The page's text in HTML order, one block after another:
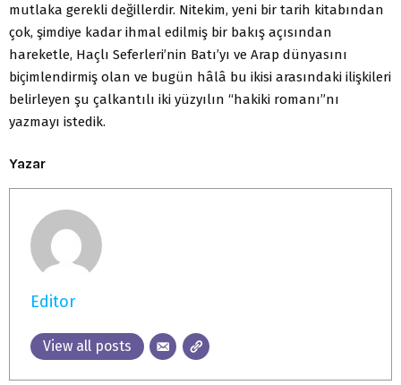
mutlaka gerekli değillerdir. Nitekim, yeni bir tarih kitabından
çok, şimdiye kadar ihmal edilmiş bir bakış açısından
hareketle, Haçlı Seferleri’nin Batı’yı ve Arap dünyasını
biçimlendirmiş olan ve bugün hâlâ bu ikisi arasındaki ilişkileri
belirleyen şu çalkantılı iki yüzyılın “hakiki romanı”nı
yazmayı istedik.
Yazar
Editor
View all posts